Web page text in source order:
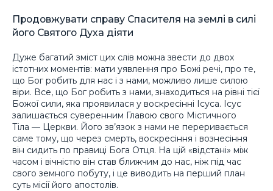
Продовжувати справу Спасителя на землі в силі
його Святого Духа діяти
Дуже багатий зміст цих слів можна звести до двох
істотних моментів: мати уявлення про Божі речі, про те,
що Бог робить для нас і з нами, можливо лише силою
віри. Все, що Бог робить з нами, знаходиться на рівні тієї
Божої сили, яка проявилася у воскресінні Ісуса. Ісус
залишається суверенним Главою свого Містичного
Тіла — Церкви. Його зв’язок з нами не переривається
саме тому, що через смерть, воскресіння і вознесіння
він сидить по правиці Бога Отця. На цій «відстані» між
часом і вічністю він став ближчим до нас, ніж під час
свого земного побуту, і це виводить на перший план
суть місії його апостолів.